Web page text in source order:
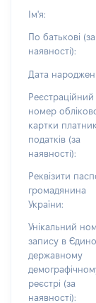
Ім'я:
По батькові (за
наявності):
Дата
Реєстраційний
номер
картки
податків (за
наявності):
Реквізити
громадянина
України:
Унікальний
запису в
державному
реєстрі (за
наявності):